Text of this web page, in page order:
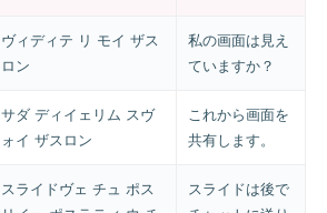
ヴィディテ リ モイ ザス
ロン
私の画面は見え
ていますか？
サダ ディイェリム スヴ
ォイ ザスロン
これから画面を
共有します。
スライドヴェ チュ ポス
スライドは後で